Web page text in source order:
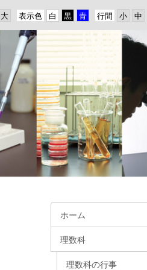
行間
表示色
ホーム
理数科
理数科の行事